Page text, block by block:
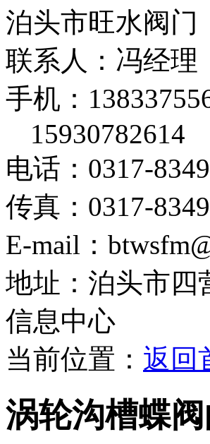
泊头市旺水阀门
联系人：冯经理
手机：
15930782614
电话：0317-
传真：0317-
E-mail：
地址：泊头市四
信息中心
当前位置： 返回
涡轮沟槽蝶